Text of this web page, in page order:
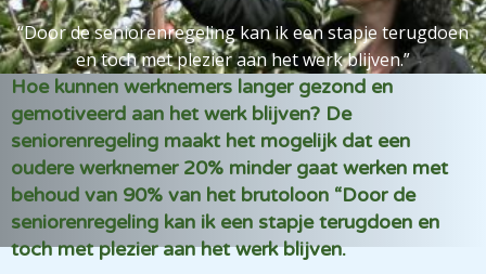
“Door de seniorenregeling kan ik een stapje terugdoen
en toch met plezier aan het werk blijven.”
Hoe kunnen werknemers langer gezond en
gemotiveerd aan het werk blijven? De
seniorenregeling maakt het mogelijk dat een
oudere werknemer 20% minder gaat werken met
behoud van 90% van het brutoloon “Door de
seniorenregeling kan ik een stapje terugdoen en
toch met plezier aan het werk blijven.